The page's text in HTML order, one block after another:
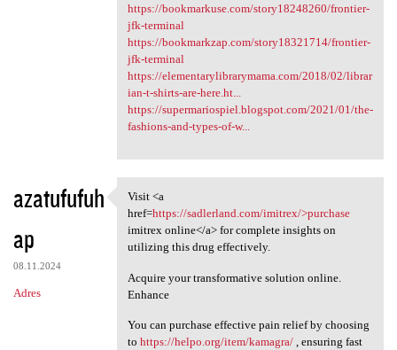
https://bookmarkuse.com/story18248260/frontier-
jfk-terminal
https://bookmarkzap.com/story18321714/frontier-
jfk-terminal
https://elementarylibrarymama.com/2018/02/librar
ian-t-shirts-are-here.ht...
https://supermariospiel.blogspot.com/2021/01/the-
fashions-and-types-of-w...
azatufufuh
ap
08.11.2024
Adres
Visit <a href=https:/
Visit <a
href=https://sadlerland.com/imitrex/>purchase
imitrex online</a> for complete insights on
utilizing this drug effectively.
Acquire your transformative solution online.
Enhance
You can purchase effective pain relief by choosing
to https://helpo.org/item/kamagra/, ensuring fast